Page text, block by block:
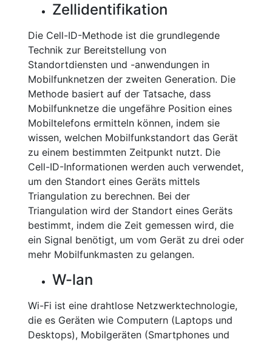
Zellidentifikation
Die Cell-ID-Methode ist die grundlegende
Technik zur Bereitstellung von
Standortdiensten und -anwendungen in
Mobilfunknetzen der zweiten Generation. Die
Methode basiert auf der Tatsache, dass
Mobilfunknetze die ungefähre Position eines
Mobiltelefons ermitteln können, indem sie
wissen, welchen Mobilfunkstandort das Gerät
zu einem bestimmten Zeitpunkt nutzt. Die
Cell-ID-Informationen werden auch verwendet,
um den Standort eines Geräts mittels
Triangulation zu berechnen. Bei der
Triangulation wird der Standort eines Geräts
bestimmt, indem die Zeit gemessen wird, die
ein Signal benötigt, um vom Gerät zu drei oder
mehr Mobilfunkmasten zu gelangen.
W-lan
Wi-Fi ist eine drahtlose Netzwerktechnologie,
die es Geräten wie Computern (Laptops und
Desktops), Mobilgeräten (Smartphones und